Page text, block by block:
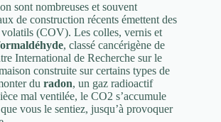
sont nombreuses et souvent
de construction récents émettent des
volatils (COV). Les colles, vernis et
, classé cancérigène de
International de Recherche sur le
construite sur certains types de
du radon, un gaz radioactif
mal ventilée, le CO2 s’accumule
vous le sentiez, jusqu’à provoquer